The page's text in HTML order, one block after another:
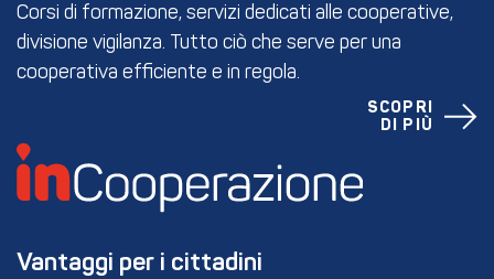
Corsi di formazione, servizi dedicati alle cooperative,
divisione vigilanza. Tutto ciò che serve per una
cooperativa efficiente e in regola.
SCOPRI
DI PIÙ
Vantaggi per i cittadini